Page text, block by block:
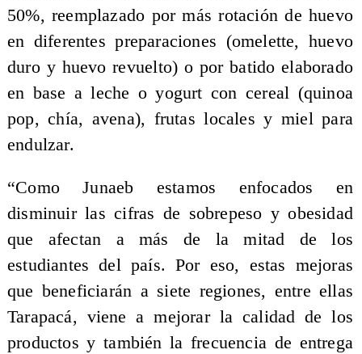
50%, reemplazado por más rotación de huevo
en diferentes preparaciones (omelette, huevo
duro y huevo revuelto) o por batido elaborado
en base a leche o yogurt con cereal (quinoa
pop, chía, avena), frutas locales y miel para
endulzar.
“Como Junaeb estamos enfocados en
disminuir las cifras de sobrepeso y obesidad
que afectan a más de la mitad de los
estudiantes del país. Por eso, estas mejoras
que beneficiarán a siete regiones, entre ellas
Tarapacá, viene a mejorar la calidad de los
productos y también la frecuencia de entrega